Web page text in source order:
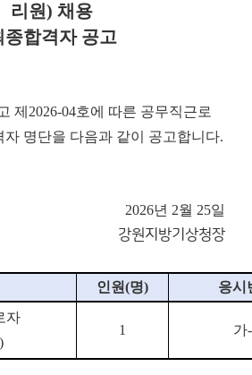
리원) 채용
종합격자 공고
제2026-04호에 따른 공무직근로
자 명단을 다음과 같이 공고합니다.
2026년 2월 25일
강원지방기상청장
인원(명)
응시
자
)
1 가